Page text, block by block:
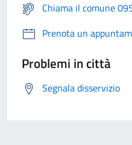
Chiama il comune
Prenota un
Problemi in città
Segnala disservizio